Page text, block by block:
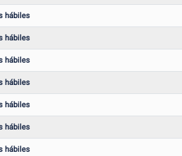
hábiles
hábiles
hábiles
hábiles
hábiles
hábiles
hábiles